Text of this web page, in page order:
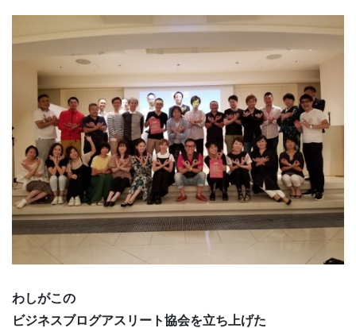
わしがこの
ビジネスブログアスリート協会を立ち上げた